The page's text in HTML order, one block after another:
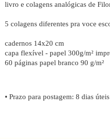
livro e colagens analógicas de
5 colagens diferentes pra voce
cadernos 14x20 cm
capa flexível - papel 300g/m²
60 páginas papel branco 90 g/m²
• Prazo para postagem: 8 dias úteis